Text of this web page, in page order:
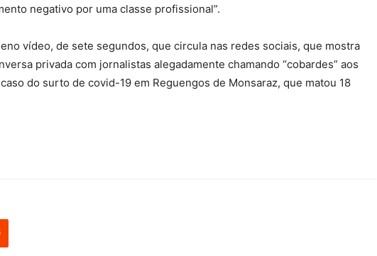
negativo por uma classe profissional”.
vídeo, de sete segundos, que circula nas redes sociais, que mostra
privada com jornalistas alegadamente chamando “cobardes” aos
do surto de covid-19 em Reguengos de Monsaraz, que matou 18